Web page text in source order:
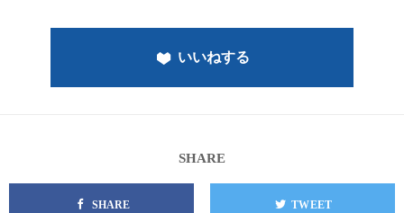
いいねする
SHARE
SHARE TWEET